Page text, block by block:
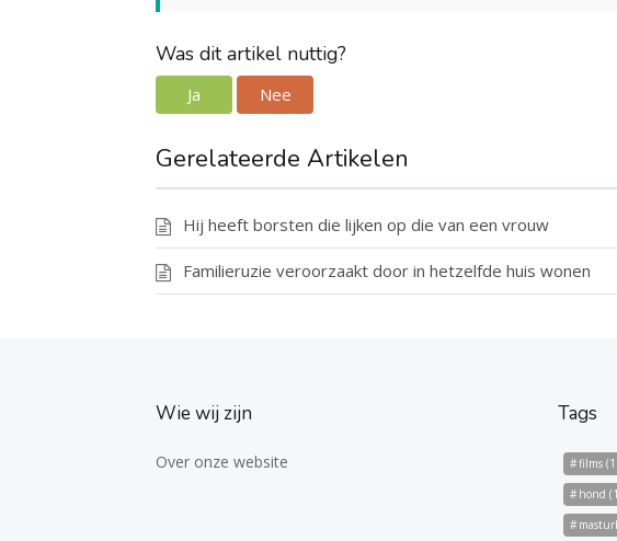
Was dit artikel nuttig?
Ja Nee
Gerelateerde Artikelen
Hij heeft borsten die lijken op die van een vrouw
Familieruzie veroorzaakt door in hetzelfde huis wonen
Wie wij zijn
Over onze website
Tags
films
hond